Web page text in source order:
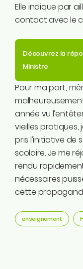
Elle indique par
contact avec le
Découvrez la
Ministre
Pour ma part,
année vu
vieilles pratiques,
pris l’initiative de
scolaire. Je me
rendu
nécessaires
cette
enseignement